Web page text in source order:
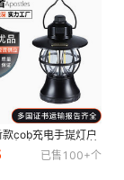
款cob充电手提灯户
马灯多功能野营帐篷
营灯
已售 100+个